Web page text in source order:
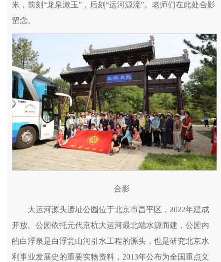
米，前刻“龙泉漱玉”，后刻“运河源流”。老师们在此处合影
留念。
合影
大运河源头遗址公园位于北京市昌平区，2022年建成
开放。公园依托元代京杭大运河最北端水源而建，公园内
的白浮泉是白浮瓮山河引水工程的源头，也是研究北京水
利事业发展史的重要实物资料，2013年公布为全国重点文